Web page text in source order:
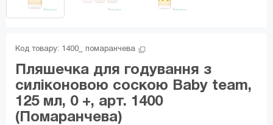
Код товару: 1400_ помаранчева
Пляшечка для годування з
силіконовою соскою Baby team,
125 мл, 0 +, арт. 1400
(Помаранчева)